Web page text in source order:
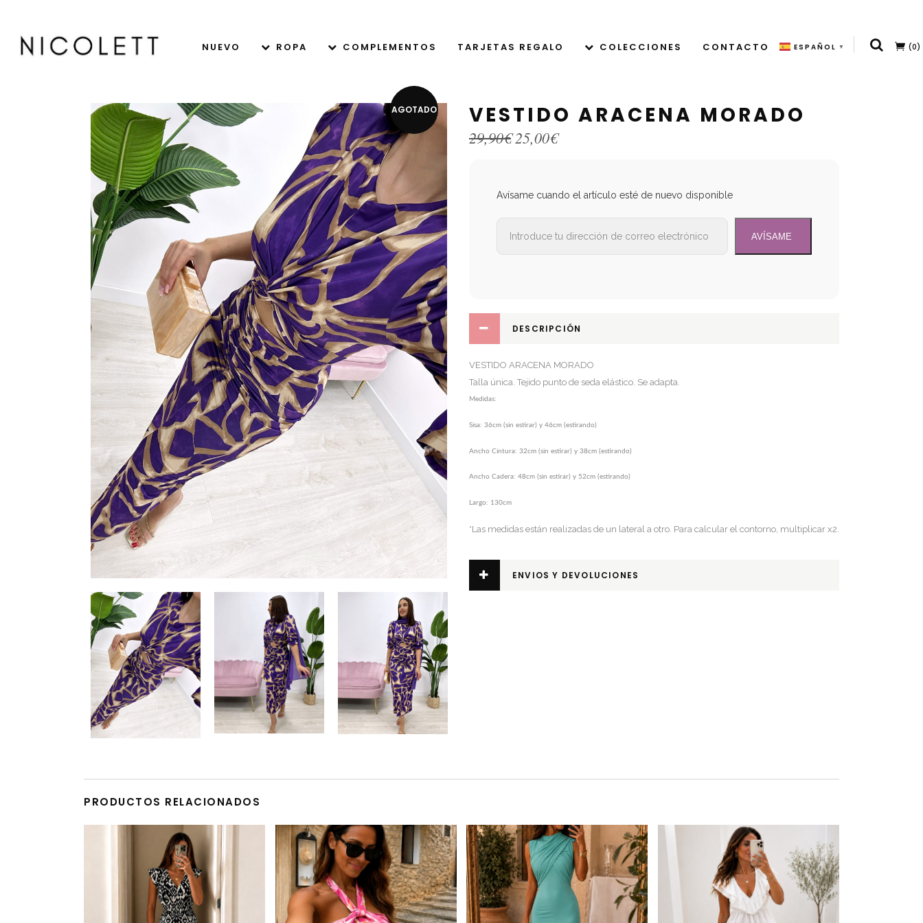
NUEVO ROPA COMPLEMENTOS TARJETAS REGALO COLECCIONES CONTACTO ESPAÑOL ▼ (0)
AGOTADO VESTIDO ARACENA MORADO
29,90€ El
precio
29,90€.
25,00€El
25,00€.
Avísame cuando el artículo esté de nuevo disponible
DESCRIPCIÓN
VESTIDO ARACENA MORADO
Talla única. Tejido punto de seda elástico. Se adapta.
Medidas:
Sisa: 36cm (sin estirar) y 46cm (estirando)
Ancho Cintura: 32cm (sin estirar) y 38cm (estirando)
Ancho Cadera: 48cm (sin estirar) y 52cm (estirando)
Largo: 130cm
*Las medidas están realizadas de un lateral a otro. Para calcular el contorno, multiplicar x2.
ENVIOS Y DEVOLUCIONES
PRODUCTOS RELACIONADOS
Este producto tiene múltiples variantes. Las opciones se pueden elegir en la página de producto